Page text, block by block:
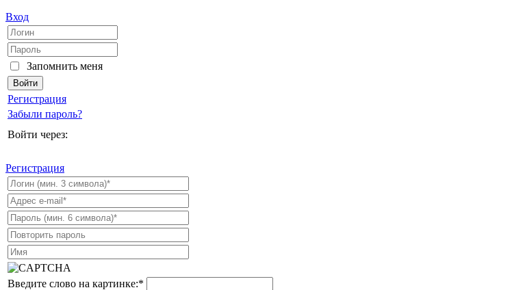
Вход
Запомнить меня
Регистрация
Забыли пароль?
Войти через:
Регистрация
Введите слово на картинке:*